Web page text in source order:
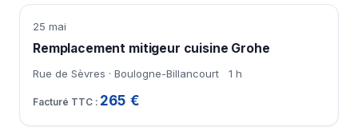
25 mai
Remplacement mitigeur cuisine Grohe
Rue de Sèvres · Boulogne-Billancourt 1 h
265 €